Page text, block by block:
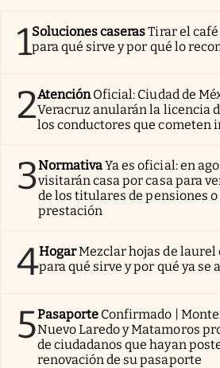
1Soluciones caserasTirar el
para qué sirve y por qué lo
2AtenciónOficial: Ciudad de
Veracruz anularán la licencia
los conductores que cometen
3NormativaYa es oficial: en
visitarán casa por casa para
de los titulares de pensiones o
prestación
4HogarMezclar hojas de laurel
para qué sirve y por qué ya se
5Pasaporte Confirmado |
Nuevo Laredo y Matamoros
de ciudadanos que hayan
renovación de su pasaporte